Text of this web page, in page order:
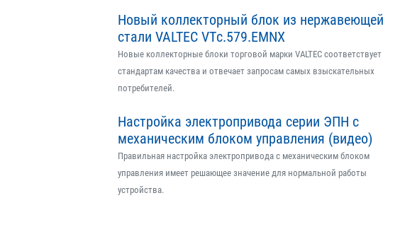
Новый коллекторный блок из нержавеющей
стали VALTEC VTс.579.EMNX
Новые коллекторные блоки торговой марки VALTEC соответствует
стандартам качества и отвечает запросам самых взыскательных
потребителей.
Настройка электропривода серии ЭПН с
механическим блоком управления (видео)
Правильная настройка электропривода с механическим блоком
управления имеет решающее значение для нормальной работы
устройства.